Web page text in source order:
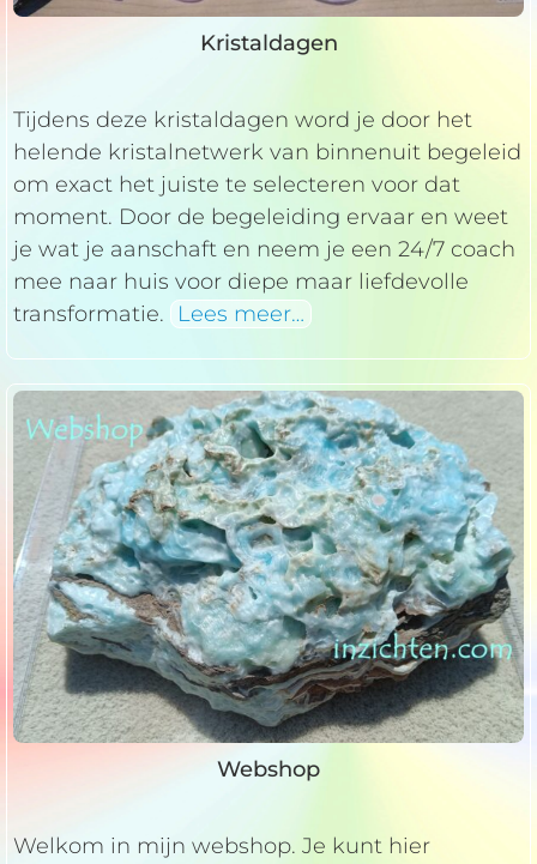
Kristaldagen
Tijdens deze kristaldagen word je door het
helende kristalnetwerk van binnenuit begeleid
om exact het juiste te selecteren voor dat
moment. Door de begeleiding ervaar en weet
je wat je aanschaft en neem je een 24/7 coach
mee naar huis voor diepe maar liefdevolle
transformatie.
Lees meer…
Webshop
Welkom in mijn webshop. Je kunt hier